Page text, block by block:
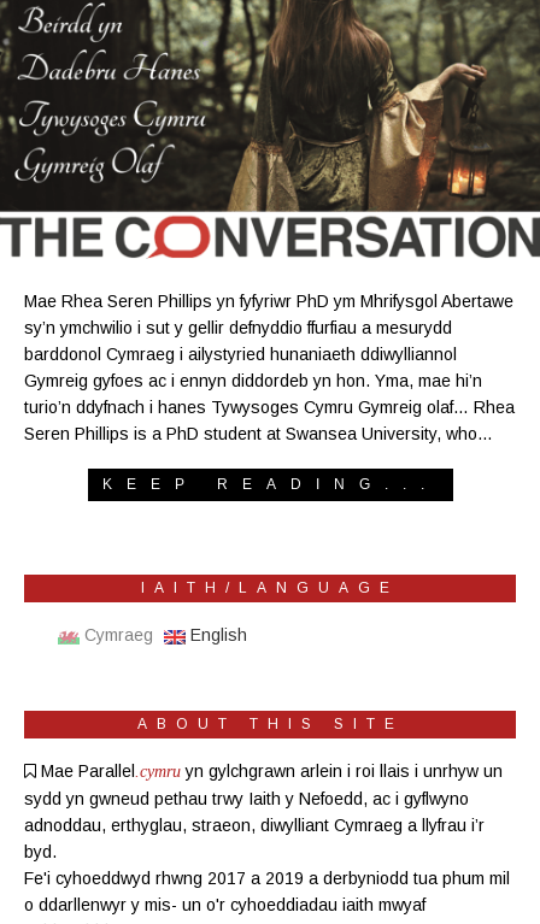
Mae Rhea Seren Phillips yn fyfyriwr PhD ym Mhrifysgol Abertawe
sy’n ymchwilio i sut y gellir defnyddio ffurfiau a mesurydd
barddonol Cymraeg i ailystyried hunaniaeth ddiwylliannol
Gymreig gyfoes ac i ennyn diddordeb yn hon. Yma, mae hi’n
turio’n ddyfnach i hanes Tywysoges Cymru Gymreig olaf… Rhea
Seren Phillips is a PhD student at Swansea University, who…
KEEP READING...
IAITH/LANGUAGE
Cymraeg English
ABOUT THIS SITE
Mae Parallel .cymru yn gylchgrawn arlein i roi llais i unrhyw un
sydd yn gwneud pethau trwy Iaith y Nefoedd, ac i gyflwyno
adnoddau, erthyglau, straeon, diwylliant Cymraeg a llyfrau i’r
byd.
Fe'i cyhoeddwyd rhwng 2017 a 2019 a derbyniodd tua phum mil
o ddarllenwyr y mis- un o'r cyhoeddiadau iaith mwyaf